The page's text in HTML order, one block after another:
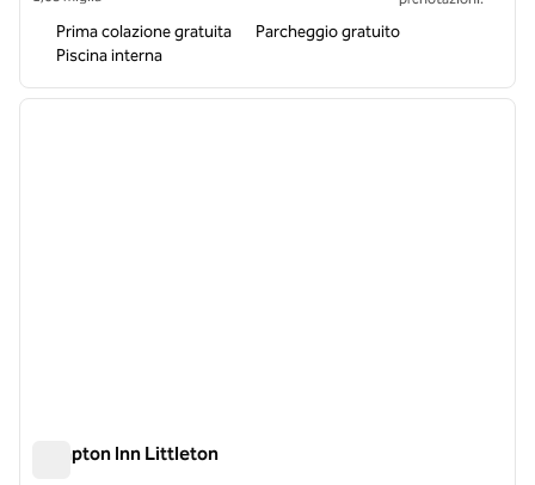
Prima colazione gratuita
Parcheggio gratuito
Piscina interna
1 di 12
Hampton Inn Littleton